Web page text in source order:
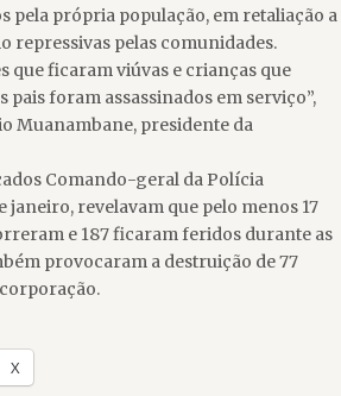
pela própria população, em retaliação a
repressivas pelas comunidades.
que ficaram viúvas e crianças que
foram assassinados em serviço”,
Muanambane, presidente da
Comando-geral da Polícia
janeiro, revelavam que pelo menos 17
e 187 ficaram feridos durante as
provocaram a destruição de 77
X